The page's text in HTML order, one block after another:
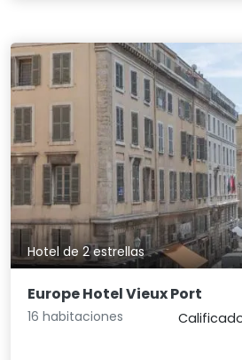
Hotel de 2 estrellas
Europe Hotel Vieux Port
16 habitaciones